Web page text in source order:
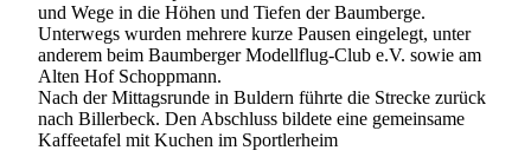
und Wege in die Höhen und Tiefen der Baumberge.
Unterwegs wurden mehrere kurze Pausen eingelegt, unter
anderem beim Baumberger Modellflug-Club e.V. sowie am
Alten Hof Schoppmann.
Nach der Mittagsrunde in Buldern führte die Strecke zurück
nach Billerbeck. Den Abschluss bildete eine gemeinsame
Kaffeetafel mit Kuchen im Sportlerheim